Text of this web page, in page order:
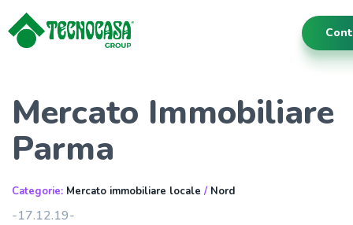
Mercato Immobiliare
Parma
Categorie: Mercato immobiliare locale / Nord
-17.12.19-